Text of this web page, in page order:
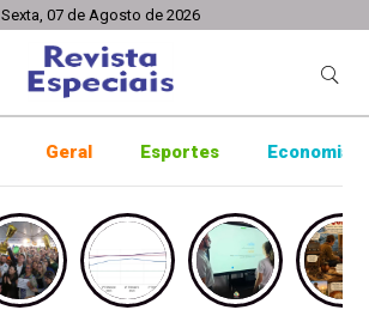
Sexta, 07 de Agosto de 2026
Geral Esportes Economia